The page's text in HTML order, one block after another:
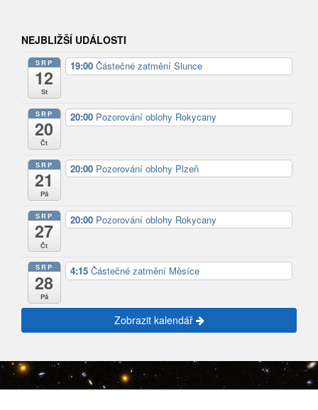
NEJBLIŽŠÍ UDÁLOSTI
SRP
12
St
19:00 Částečné zatmění Slunce
SRP
20
Čt
20:00 Pozorování oblohy Rokycany
SRP
21
Pá
20:00 Pozorování oblohy Plzeň
SRP
27
Čt
20:00 Pozorování oblohy Rokycany
SRP
28
Pá
4:15 Částečné zatmění Měsíce
Zobrazit kalendář